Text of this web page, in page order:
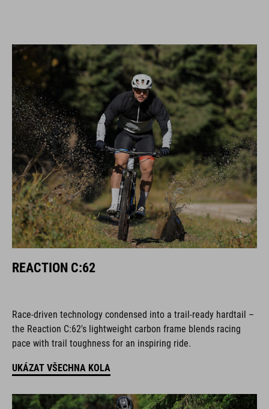
REACTION C:62
Race-driven technology condensed into a trail-ready hardtail –
the Reaction C:62's lightweight carbon frame blends racing
pace with trail toughness for an inspiring ride.
UKÁZAT VŠECHNA KOLA